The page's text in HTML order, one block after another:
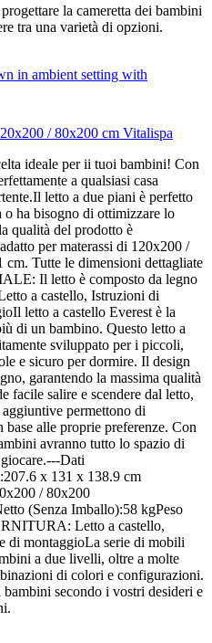
la cameretta dei bambini
tra una varietà di opzioni.
/ 80x200 cm Vitalispa
ideale per ii tuoi bambini! Con
a qualsiasi casa
letto a due piani è perfetto
o ha bisogno di ottimizzare lo
qualità del prodotto è
per materassi di 120x200 /
cm. Tutte le dimensioni dettagliate
Il letto è composto da legno
a castello, Istruzioni di
letto a castello Everest è la
di un bambino. Questo letto a
sviluppato per i piccoli,
e sicuro per dormire. Il design
garantendo la massima qualità
facile salire e scendere dal letto,
permettono di
alle proprie preferenze. Con
avranno tutto lo spazio di
Dati
x 131 x 138.9 cm
/ 80x200
(Senza Imballo):58 kgPeso
Letto a castello,
di montaggioLa serie di mobili
a due livelli, oltre a molte
di colori e configurazioni.
bambini secondo i vostri desideri e